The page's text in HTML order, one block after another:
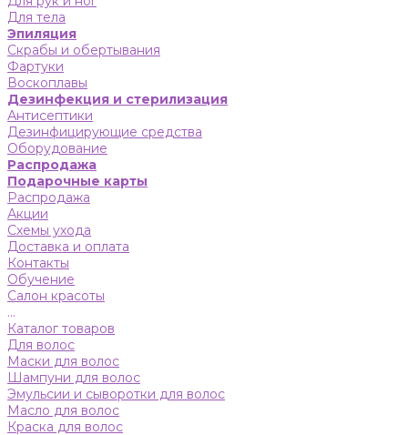
Для тела
Эпиляция
Скрабы и обертывания
Фартуки
Воскоплавы
Дезинфекция и стерилизация
Антисептики
Дезинфицирующие средства
Оборудование
Распродажа
Подарочные карты
Распродажа
Акции
Схемы ухода
Доставка и оплата
Контакты
Обучение
Салон красоты
...
Каталог товаров
Для волос
Маски для волос
Шампуни для волос
Эмульсии и сыворотки для волос
Масло для волос
Краска для волос